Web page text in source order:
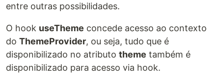
entre outras possibilidades.
O hook useTheme concede acesso ao contexto
do ThemeProvider, ou seja, tudo que é
disponibilizado no atributo theme também é
disponibilizado para acesso via hook.